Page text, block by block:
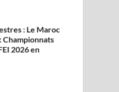
: Le Maroc
Championnats
2026 en